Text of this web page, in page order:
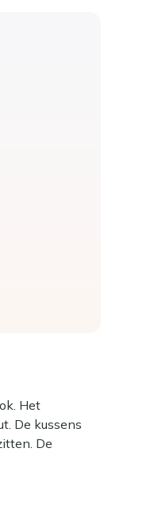
Het
De kussens
De
zonder je